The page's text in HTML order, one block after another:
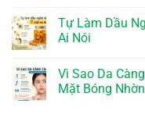
Tự Làm Dầu
Ai Nói
Vì Sao Da
Mặt Bóng Nhờn